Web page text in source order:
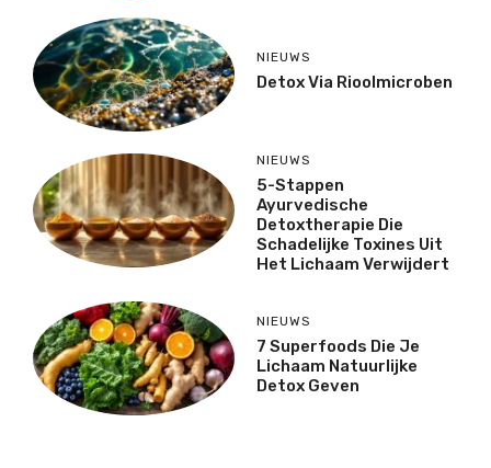
NIEUWS
Detox Via Rioolmicroben
NIEUWS
5-Stappen
Ayurvedische
Detoxtherapie Die
Schadelijke Toxines Uit
Het Lichaam Verwijdert
NIEUWS
7 Superfoods Die Je
Lichaam Natuurlijke
Detox Geven